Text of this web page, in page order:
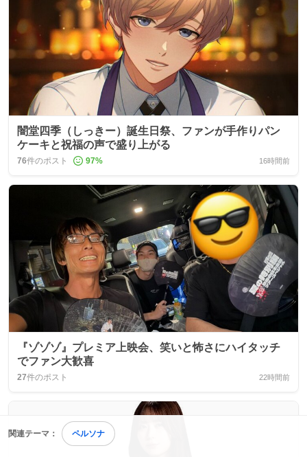
関連テーマ： ペルソナ
闇堂四季（しっきー）誕生日祭、ファンが手作りパン
ケーキと祝福の声で盛り上がる
76件のポスト 97% 16時間前
『ゾゾゾ』プレミア上映会、笑いと怖さにハイタッチ
でファン大歓喜
27件のポスト 22時間前